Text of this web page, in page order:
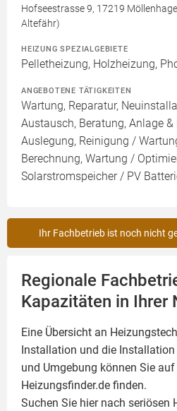
Hofseestrasse 9, 17219
Altefähr)
HEIZUNG SPEZIALGEBIETE
Pelletheizung, Holzheizung,
ANGEBOTENE TÄTIGKEITEN
Wartung, Reparatur,
Austausch, Beratung, Anlage
Auslegung, Reinigung /
Berechnung, Wartung /
Solarstromspeicher / PV
Ihr Fachbetrieb ist noch nicht
Regionale
Kapazitäten in Ihrer
Eine Übersicht an
Installation und die Installation
und Umgebung können Sie
Heizungsfinder.de finden.
Suchen Sie hier nach seriösen